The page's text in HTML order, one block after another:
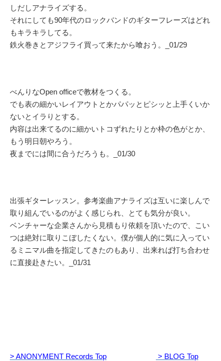
しだしアナライズする。
それにしても90年代のロックバンドのギターフレーズはどれ
もキラキラしてる。
鉄火巻きとアジフライ買って来たから喰おう。_01/29
べんりなOpen officeで教材をつくる。
でも表の細かいレイアウトとかパパッとピシッと上手くいか
ないとイラりとする。
内容は出来てるのに細かいトコずれたりとか枠の色がとか、
もう明日朝やろう。
夜までには間に合うだろうも。_01/30
出張ギターレッスン。参考楽曲アナライズは互いに楽しんで
取り組んでいるのがよく感じられ、とても気分が良い。
ベンチャーな企業さんから見積もり依頼を頂いたので、こい
つは絶対に取りこぼしたくない。僕が個人的に気に入ってい
るミニマル曲を指定してきたのもあり、出来れば打ち合わせ
に直接赴きたい。_01/31
> ANONYMENT Records Top > BLOG Top